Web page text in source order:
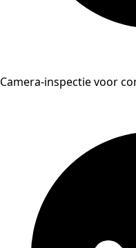
Camera-inspectie voor